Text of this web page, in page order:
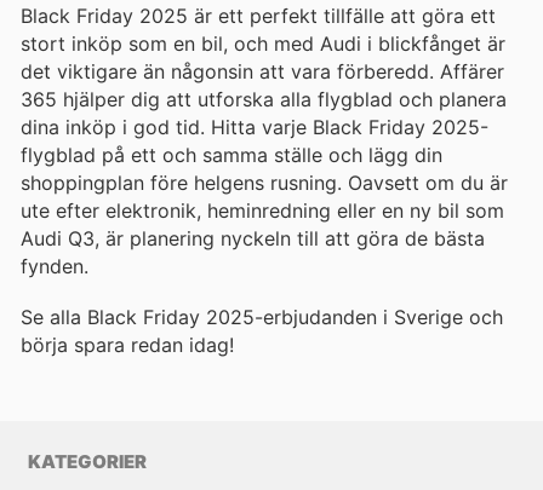
Black Friday 2025 är ett perfekt tillfälle att göra ett
stort inköp som en bil, och med Audi i blickfånget är
det viktigare än någonsin att vara förberedd. Affärer
365 hjälper dig att utforska alla flygblad och planera
dina inköp i god tid. Hitta varje Black Friday 2025-
flygblad på ett och samma ställe och lägg din
shoppingplan före helgens rusning. Oavsett om du är
ute efter elektronik, heminredning eller en ny bil som
Audi Q3, är planering nyckeln till att göra de bästa
fynden.
Se alla Black Friday 2025-erbjudanden i Sverige och
börja spara redan idag!
KATEGORIER